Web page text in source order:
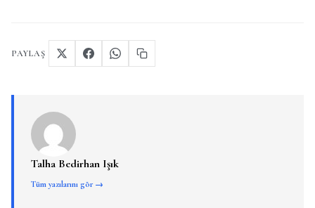
PAYLAŞ
Talha Bedirhan Işık
Tüm yazılarını gör →